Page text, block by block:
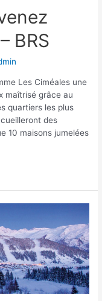
BRS
Les Ciméales une
maîtrisé grâce au
quartiers les plus
des
10 maisons jumelées